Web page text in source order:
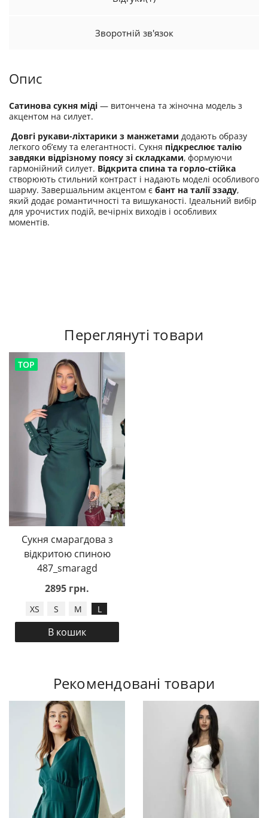
Зворотній зв'язок
Опис
Сатинова сукня міді — витончена та жіночна модель з
акцентом на силует.
Довгі рукави-ліхтарики з манжетами додають образу
легкого об’єму та елегантності. Сукня підкреслює талію
завдяки відрізному поясу зі складками, формуючи
гармонійний силует. Відкрита спина та горло-стійка
створюють стильний контраст і надають моделі особливого
шарму. Завершальним акцентом є бант на талії ззаду,
який додає романтичності та вишуканості. Ідеальний вибір
для урочистих подій, вечірніх виходів і особливих
моментів.
Переглянуті товари
TOP
Сукня смарагдова з
відкритою спиною
487_smaragd
2895 грн.
XS S M L
В кошик
Рекомендовані товари